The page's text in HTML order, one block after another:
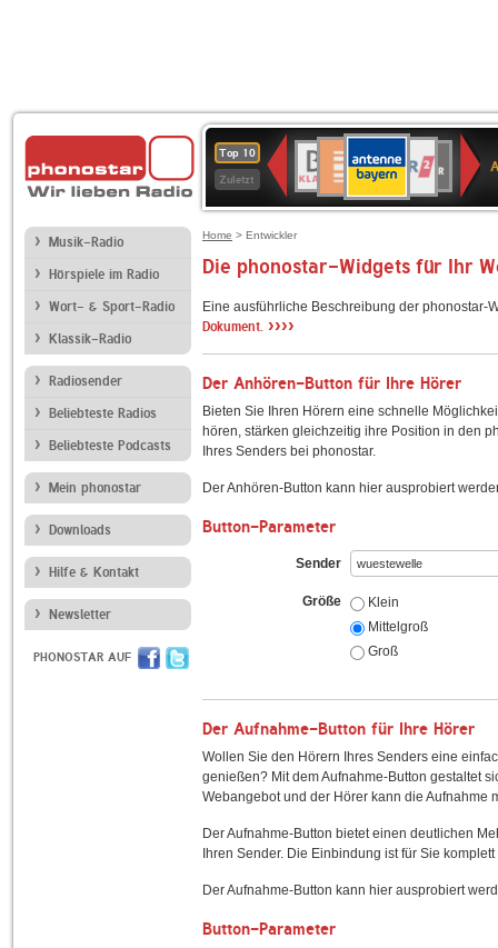
Top 10
Zuletzt
Deutschlandfunk
80er
90er
OLDIE
ANTENNE
SWR3
WDR
4
BR-
KLASSIK
Deutschlandfunk
KulturBAYERN
2
SWR
Kultur
NDR
2
Musik-Radio
Hörspiele im Radio
Wort- & Sport-Radio
Klassik-Radio
Radiosender
Beliebteste Radios
Beliebteste Podcasts
Mein phonostar
Downloads
Hilfe & Kontakt
Newsletter
PHONOSTAR AUF
Home > Entwickler
Die phonostar-Widgets für Ihr
Eine ausführliche Beschreibung der
Dokument. ››››
Der Anhören-Button für Ihre Hörer
Bieten Sie Ihren Hörern eine schnelle
hören, stärken gleichzeitig ihre Position in den
Ihres Senders bei phonostar.
Der Anhören-Button kann hier ausprobiert
Button-Parameter
Sender
Größe
Klein
Mittelgroß
Groß
Der Aufnahme-Button für Ihre Hörer
Wollen Sie den Hörern Ihres Senders eine
genießen? Mit dem Aufnahme-Button gestaltet
Webangebot und der Hörer kann die Aufnahme
Der Aufnahme-Button bietet einen deutlichen
Ihren Sender. Die Einbindung ist für Sie
Der Aufnahme-Button kann hier ausprobiert
Button-Parameter